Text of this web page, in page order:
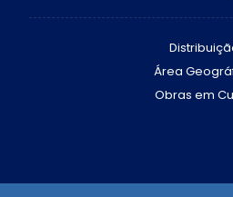
Área
Obras em